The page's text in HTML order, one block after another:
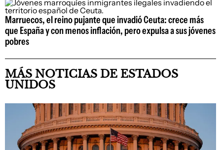
Marruecos, el reino pujante que invadió Ceuta: crece más
que España y con menos inflación, pero expulsa a sus jóvenes
pobres
MÁS NOTICIAS DE ESTADOS
UNIDOS